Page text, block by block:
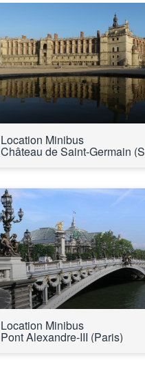
Location Minibus
Château de Saint-Germain (Saint-Germain-en-Laye)
Location Minibus
Pont Alexandre-III (Paris)